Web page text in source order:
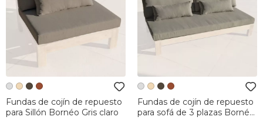
Fundas de cojín de repuesto
para Sillón Bornéo Gris claro
Fundas de cojín de repuesto
para sofá de 3 plazas Bornéo